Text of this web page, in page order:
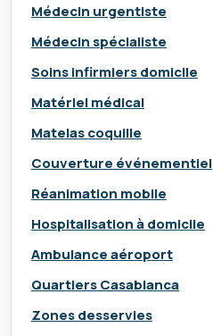
Médecin urgentiste
Médecin spécialiste
Soins infirmiers domicile
Matériel médical
Matelas coquille
Couverture événementiel
Réanimation mobile
Hospitalisation à domicile
Ambulance aéroport
Quartiers Casablanca
Zones desservies